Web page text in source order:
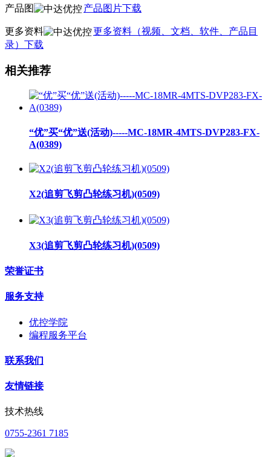
产品图 产品图片下载
更多资料
更多资料（视频、文档、软件、产品目
录）下载
相关推荐
“优”买“优”送(活动)-----MC-18MR-4MTS-DVP283-FX-
A(0389)
X2(追剪飞剪凸轮练习机)(0509)
X3(追剪飞剪凸轮练习机)(0509)
荣誉证书
服务支持
优控学院
编程服务平台
联系我们
友情链接
技术热线
0755-2361 7185